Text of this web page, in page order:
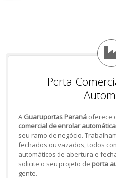
Porta
A Guaruportas Paranáoferece
comercial de enrolar automática
seu ramo de negócio.
fechados ou vazados, todos
automáticos de abertura e
solicite o seu projeto de porta
gente.